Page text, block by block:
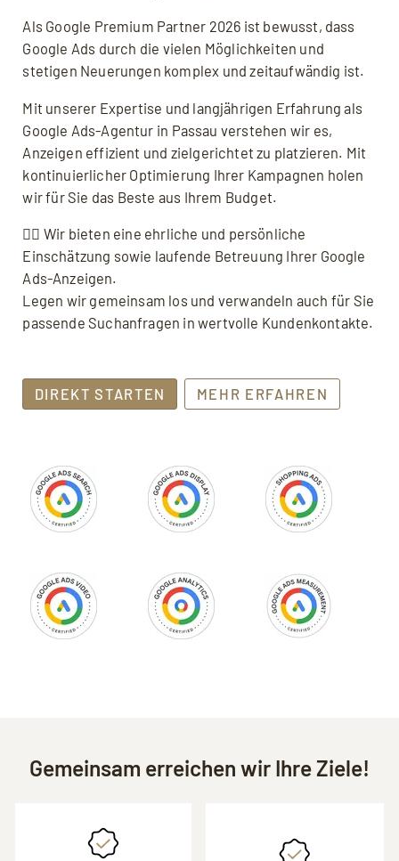
Als Google Premium Partner 2026 ist bewusst, dass
Google Ads durch die vielen Möglichkeiten und
stetigen Neuerungen komplex und zeitaufwändig ist.
Mit unserer Expertise und langjährigen Erfahrung als
Google Ads-Agentur in Passau verstehen wir es,
Anzeigen effizient und zielgerichtet zu platzieren. Mit
kontinuierlicher Optimierung Ihrer Kampagnen holen
wir für Sie das Beste aus Ihrem Budget.
👉🏼 Wir bieten eine ehrliche und persönliche
Einschätzung sowie laufende Betreuung Ihrer Google
Ads-Anzeigen.
Legen wir gemeinsam los und verwandeln auch für Sie
passende Suchanfragen in wertvolle Kundenkontakte.
DIREKT STARTEN MEHR ERFAHREN
Gemeinsam erreichen wir Ihre Ziele!